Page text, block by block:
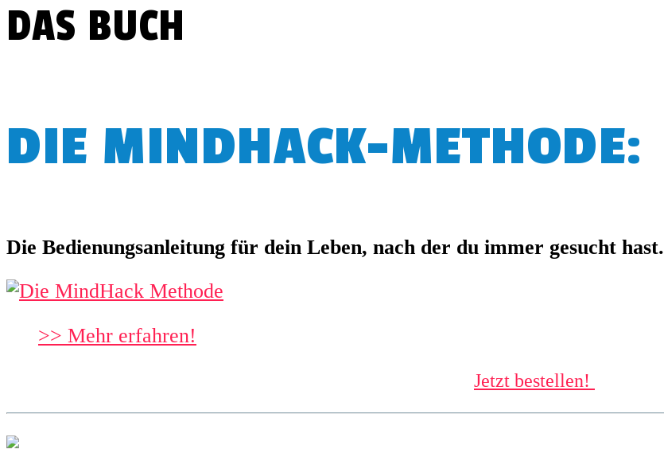
DAS BUCH
DIE MINDHACK-METHODE:
Die Bedienungsanleitung für dein Leben, nach der du immer gesucht hast.
>> Mehr erfahren!
Jetzt bestellen!